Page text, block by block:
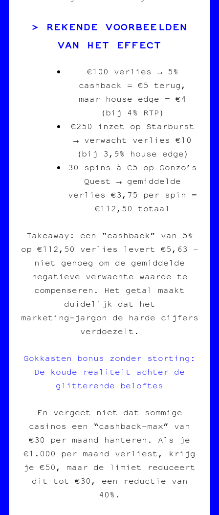
REKENDE VOORBEELDEN
VAN HET EFFECT
€100 verlies → 5%
cashback = €5 terug,
maar house edge = €4
(bij 4% RTP)
€250 inzet op Starburst
→ verwacht verlies €10
(bij 3,9% house edge)
30 spins à €5 op Gonzo’s
Quest → gemiddelde
verlies €3,75 per spin =
€112,50 totaal
Takeaway: een “cashback” van 5%
op €112,50 verlies levert €5,63 –
niet genoeg om de gemiddelde
negatieve verwachte waarde te
compenseren. Het getal maakt
duidelijk dat het
marketing‑jargon de harde cijfers
verdoezelt.
Gokkasten bonus zonder storting:
De koude realiteit achter de
glitterende beloftes
En vergeet niet dat sommige
casinos een “cashback‑max” van
€30 per maand hanteren. Als je
€1.000 per maand verliest, krijg
je €50, maar de limiet reduceert
dit tot €30, een reductie van
40%.